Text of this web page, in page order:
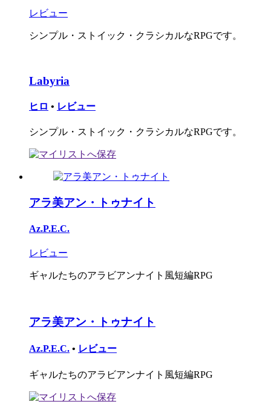
レビュー
シンプル・ストイック・クラシカルなRPGです。
Labyria
ヒロ • レビュー
シンプル・ストイック・クラシカルなRPGです。
アラ美アン・トゥナイト
Az.P.E.C.
レビュー
ギャルたちのアラビアンナイト風短編RPG
アラ美アン・トゥナイト
Az.P.E.C. • レビュー
ギャルたちのアラビアンナイト風短編RPG